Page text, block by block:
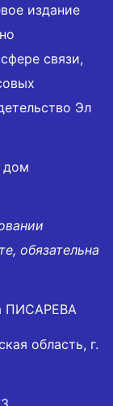
издание
связи,
Эл
дом
обязательна
ПИСАРЕВА
область, г.